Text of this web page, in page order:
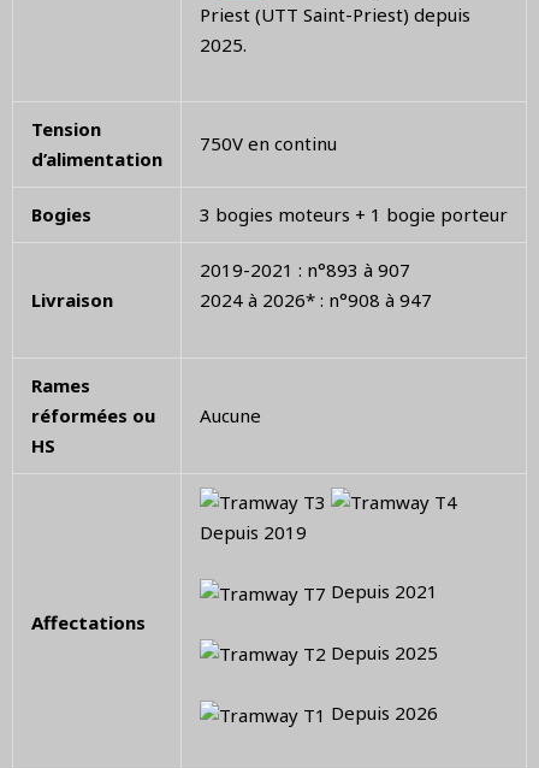
Priest (UTT Saint-Priest) depuis
2025.
Tension
d’alimentation
750V en continu
Bogies 3 bogies moteurs + 1 bogie porteur
Livraison
2019-2021 : n°893 à 907
2024 à 2026* : n°908 à 947
Rames
réformées ou
HS
Aucune
Affectations
Depuis 2019
Depuis 2021
Depuis 2025
Depuis 2026